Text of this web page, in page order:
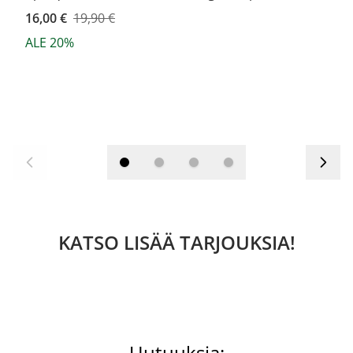
Kampanjahinta
16,00 € 19,90 €
ALE 20%
KATSO LISÄÄ TARJOUKSIA!